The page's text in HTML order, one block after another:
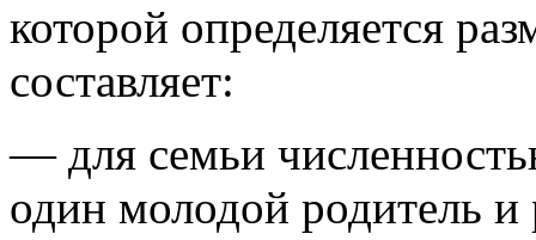
которой определяется
составляет:
— для семьи
один молодой родитель